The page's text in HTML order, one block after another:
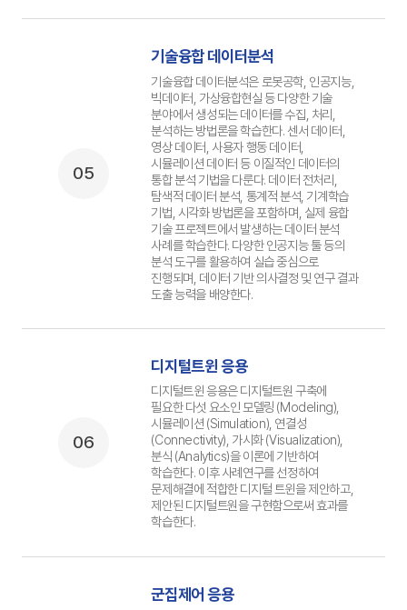
05
기술융합 데이터분석
기술융합 데이터분석은 로봇공학, 인공지능,
빅데이터, 가상융합현실 등 다양한 기술
분야에서 생성되는 데이터를 수집, 처리,
분석하는 방법론을 학습한다. 센서 데이터,
영상 데이터, 사용자 행동 데이터,
시뮬레이션 데이터 등 이질적인 데이터의
통합 분석 기법을 다룬다. 데이터 전처리,
탐색적 데이터 분석, 통계적 분석, 기계학습
기법, 시각화 방법론을 포함하며, 실제 융합
기술 프로젝트에서 발생하는 데이터 분석
사례를 학습한다. 다양한 인공지능 툴 등의
분석 도구를 활용하여 실습 중심으로
진행되며, 데이터 기반 의사결정 및 연구 결과
도출 능력을 배양한다.
06
디지털트윈 응용
디지털트윈 응용은 디지털트원 구축에
필요한 다섯 요소인 모델링 (Modeling),
시뮬레이션 (Simulation), 연결성
(Connectivity), 가시화 (Visualization),
분식 (Analytics)을 이론에 기반하여
학습한다. 이후 사례연구를 선정하여
문제해결에 적합한 디지털 트윈을 제안하고,
제안된 디지털트원을 구현함으로써 효과를
학습한다.
군집제어 응용